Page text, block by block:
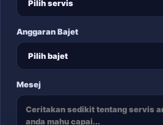
Anggaran Bajet
Mesej